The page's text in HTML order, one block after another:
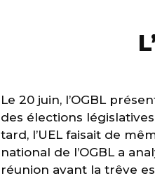
Le 20 juin, l’OGBL
des élections
tard, l’UEL faisait de
national de l’OGBL a
réunion avant la trêve